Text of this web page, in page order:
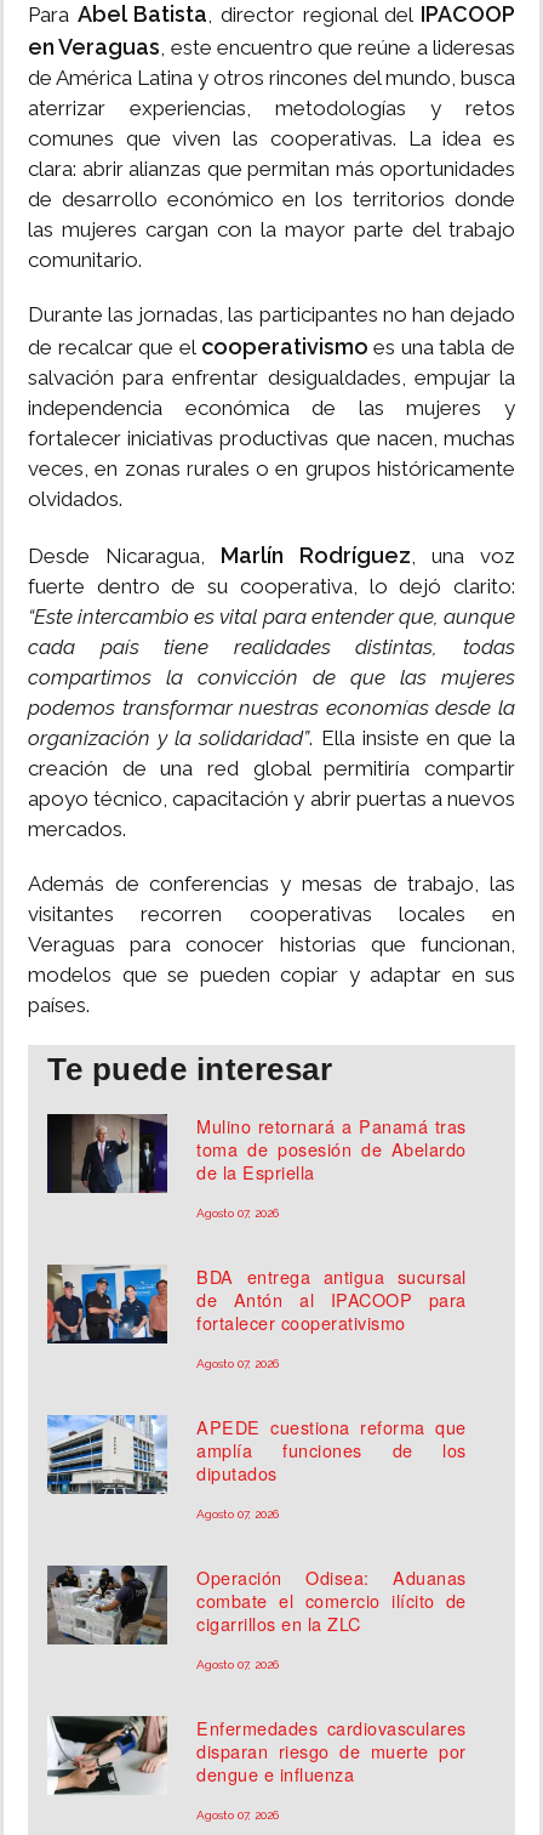
Para Abel Batista, director regional del IPACOOP
en Veraguas, este encuentro que reúne a lideresas
de América Latina y otros rincones del mundo, busca
aterrizar experiencias, metodologías y retos
comunes que viven las cooperativas. La idea es
clara: abrir alianzas que permitan más oportunidades
de desarrollo económico en los territorios donde
las mujeres cargan con la mayor parte del trabajo
comunitario.
Durante las jornadas, las participantes no han dejado
de recalcar que el cooperativismo es una tabla de
salvación para enfrentar desigualdades, empujar la
independencia económica de las mujeres y
fortalecer iniciativas productivas que nacen, muchas
veces, en zonas rurales o en grupos históricamente
olvidados.
Desde Nicaragua, Marlín Rodríguez, una voz
fuerte dentro de su cooperativa, lo dejó clarito:
“Este intercambio es vital para entender que, aunque
cada país tiene realidades distintas, todas
compartimos la convicción de que las mujeres
podemos transformar nuestras economías desde la
organización y la solidaridad”. Ella insiste en que la
creación de una red global permitiría compartir
apoyo técnico, capacitación y abrir puertas a nuevos
mercados.
Además de conferencias y mesas de trabajo, las
visitantes recorren cooperativas locales en
Veraguas para conocer historias que funcionan,
modelos que se pueden copiar y adaptar en sus
países.
Te puede interesar
Mulino retornará a Panamá tras
toma de posesión de Abelardo
de la Espriella
Agosto 07, 2026
BDA entrega antigua sucursal
de Antón al IPACOOP para
fortalecer cooperativismo
Agosto 07, 2026
APEDE cuestiona reforma que
amplía funciones de los
diputados
Agosto 07, 2026
Operación Odisea: Aduanas
combate el comercio ilícito de
cigarrillos en la ZLC
Agosto 07, 2026
Enfermedades cardiovasculares
disparan riesgo de muerte por
dengue e influenza
Agosto 07, 2026